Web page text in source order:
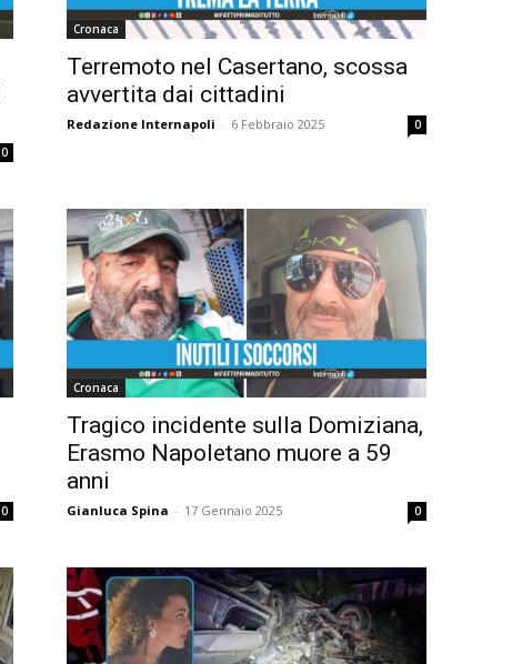
0
Cronaca
Terremoto nel Casertano, scossa
avvertita dai cittadini
Redazione Internapoli - 6 Febbraio 2025 0
0
Cronaca
Tragico incidente sulla Domiziana,
Erasmo Napoletano muore a 59
anni
Gianluca Spina - 17 Gennaio 2025 0